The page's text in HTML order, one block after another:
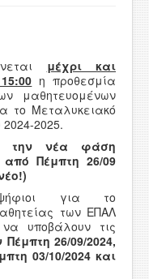
μέχρι και
η προθεσμία
μαθητευομένων
το Μεταλυκειακό
2025.
την νέα φάση
από Πέμπτη 26/09
για το
των ΕΠΑΛ
υποβάλουν τις
Πέμπτη 26/09/2024,
03/10/2024 και